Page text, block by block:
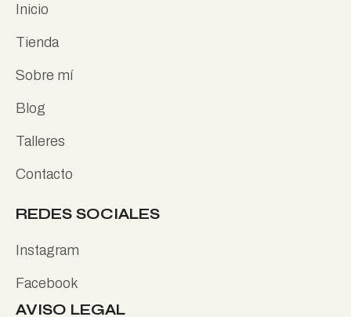
Inicio
Tienda
Sobre mí
Blog
Talleres
Contacto
REDES SOCIALES
Instagram
Facebook
AVISO LEGAL